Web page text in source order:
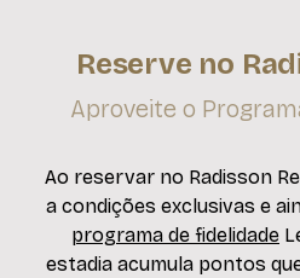
Reserve no
Aproveite o
Ao reservar no Radisson
a condições exclusivas e
programa de fidelidade
estadia acumula pontos